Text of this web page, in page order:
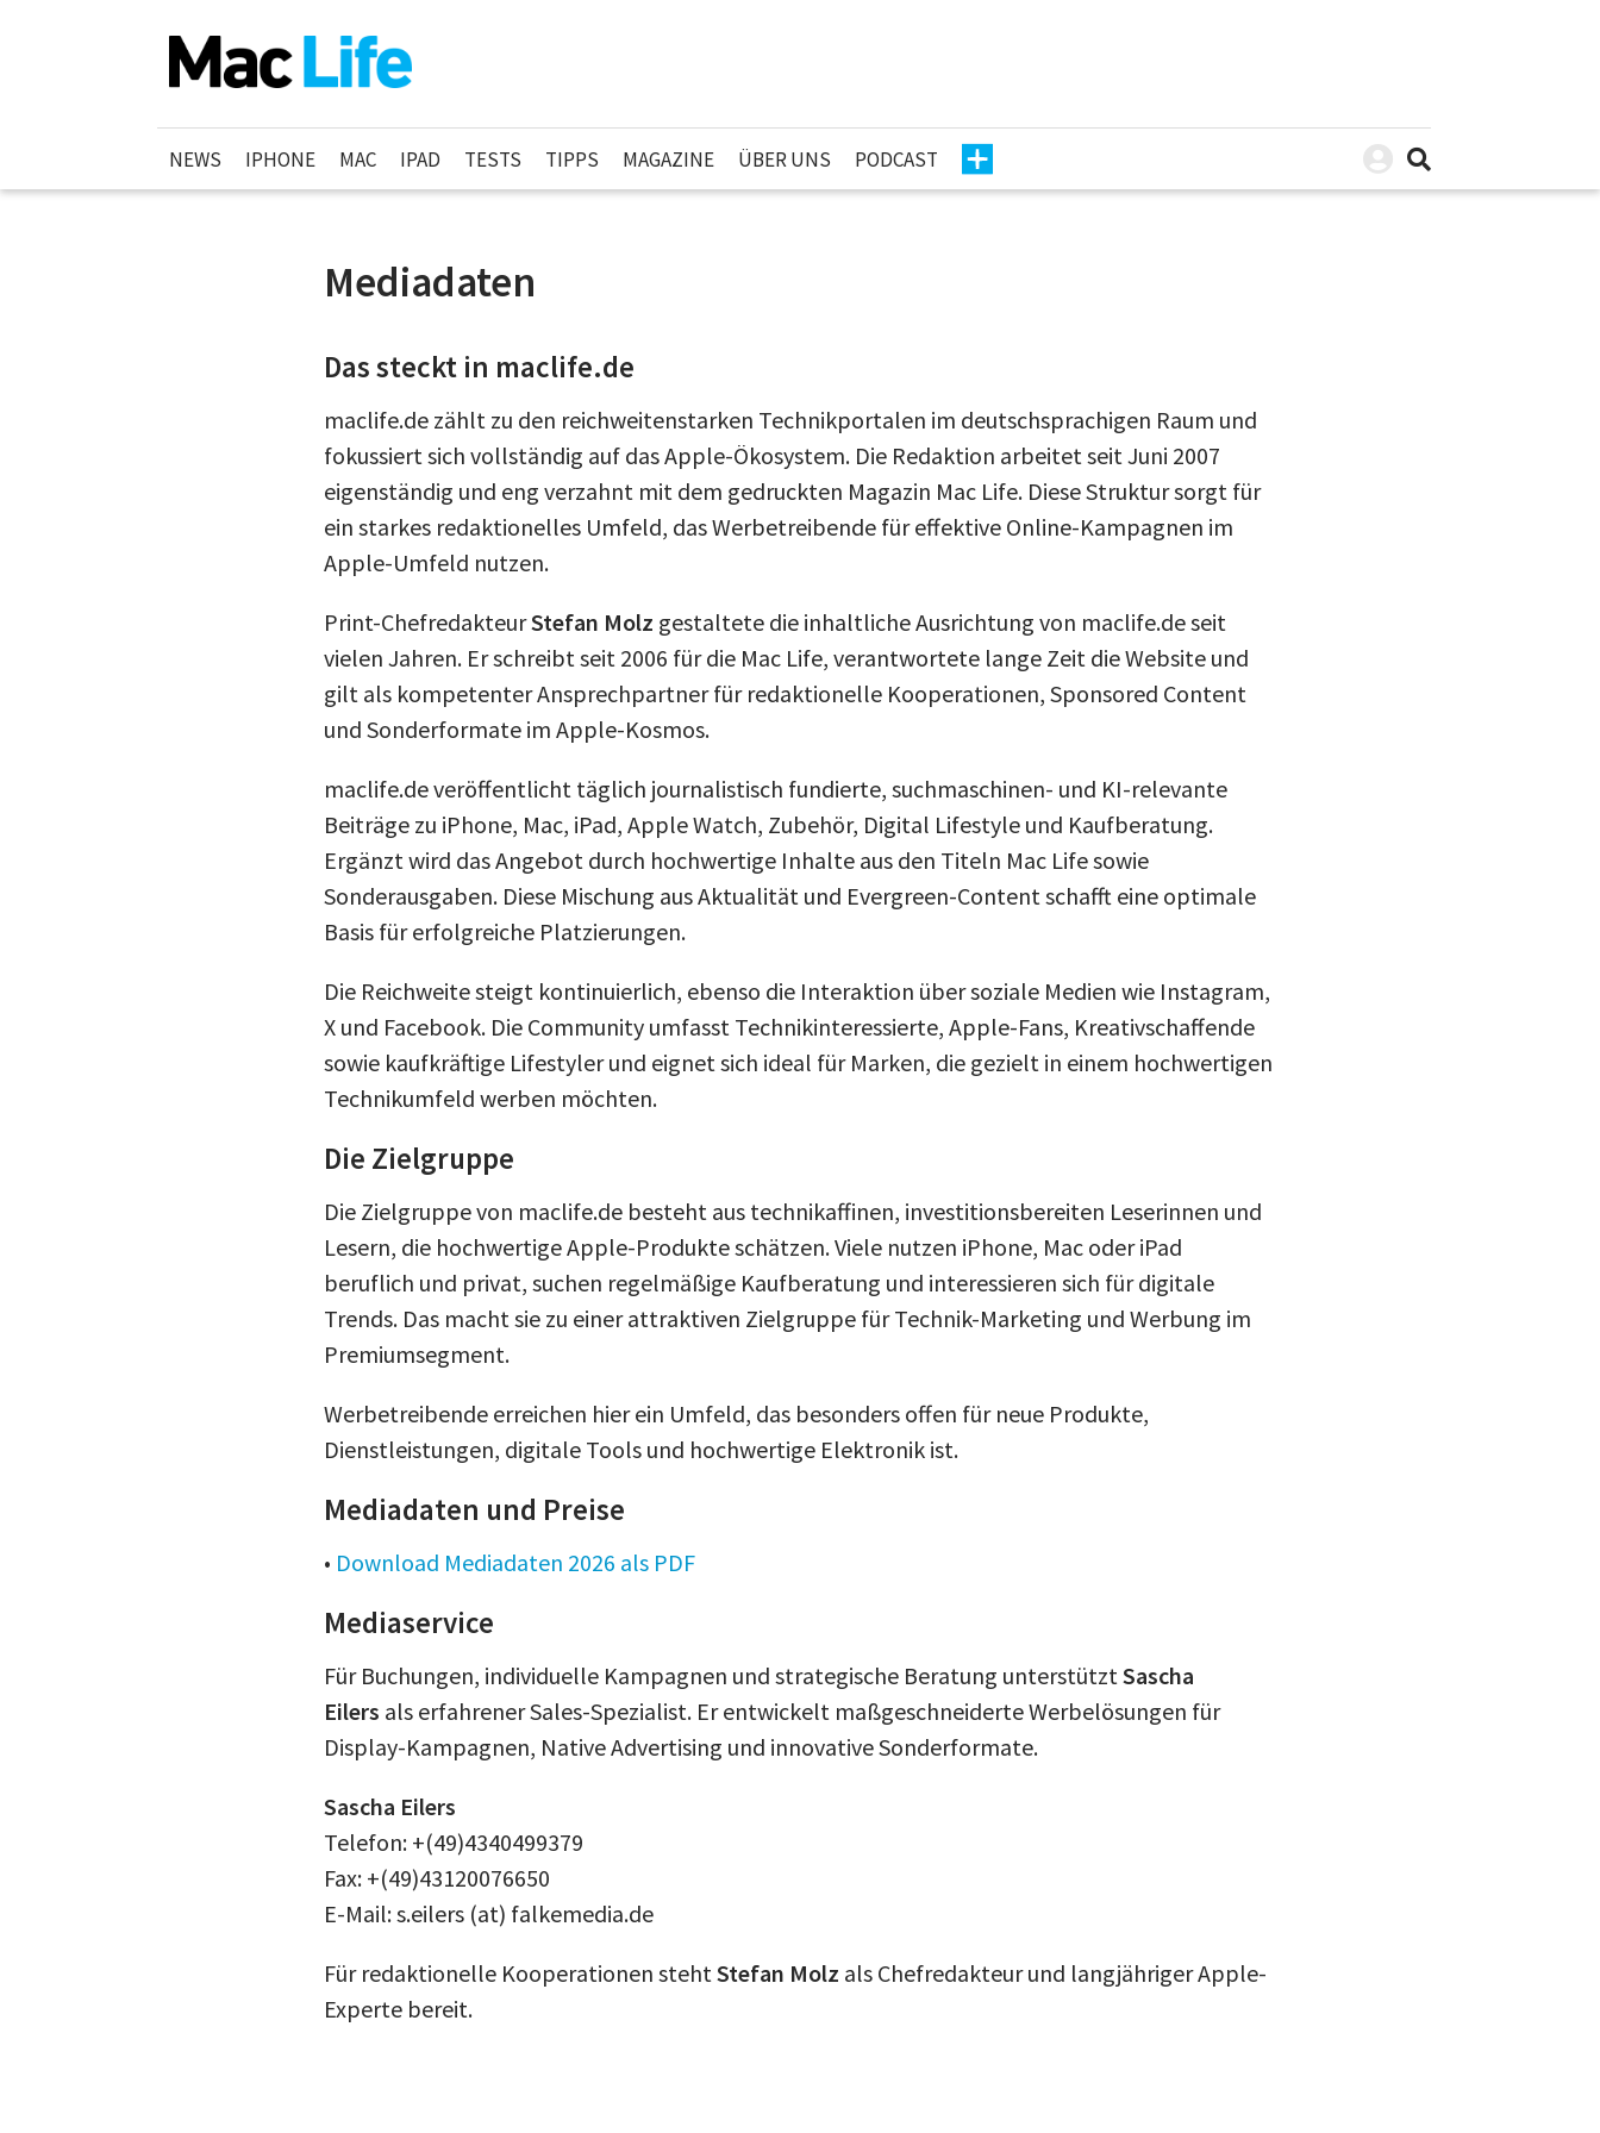
NEWS IPHONE MAC IPAD TESTS TIPPS MAGAZINE ÜBER UNS PODCAST
Mediadaten
Das steckt in maclife.de
maclife.de zählt zu den reichweitenstarken Technikportalen im deutschsprachigen Raum und
fokussiert sich vollständig auf das Apple-Ökosystem. Die Redaktion arbeitet seit Juni 2007
eigenständig und eng verzahnt mit dem gedruckten Magazin Mac Life. Diese Struktur sorgt für
ein starkes redaktionelles Umfeld, das Werbetreibende für effektive Online-Kampagnen im
Apple-Umfeld nutzen.
Print-ChefredakteurStefan Molz gestaltete die inhaltliche Ausrichtung von maclife.de seit
vielen Jahren. Er schreibt seit 2006 für die Mac Life, verantwortete lange Zeit die Website und
gilt als kompetenter Ansprechpartner für redaktionelle Kooperationen, Sponsored Content
und Sonderformate im Apple-Kosmos.
maclife.de veröffentlicht täglich journalistisch fundierte, suchmaschinen- und KI-relevante
Beiträge zu iPhone, Mac, iPad, Apple Watch, Zubehör, Digital Lifestyle und Kaufberatung.
Ergänzt wird das Angebot durch hochwertige Inhalte aus den Titeln Mac Life sowie
Sonderausgaben. Diese Mischung aus Aktualität und Evergreen-Content schafft eine optimale
Basis für erfolgreiche Platzierungen.
Die Reichweite steigt kontinuierlich, ebenso die Interaktion über soziale Medien wie Instagram,
X und Facebook. Die Community umfasst Technikinteressierte, Apple-Fans, Kreativschaffende
sowie kaufkräftige Lifestyler und eignet sich ideal für Marken, die gezielt in einem hochwertigen
Technikumfeld werben möchten.
Die Zielgruppe
Die Zielgruppe von maclife.de besteht aus technikaffinen, investitionsbereiten Leserinnen und
Lesern, die hochwertige Apple-Produkte schätzen. Viele nutzen iPhone, Mac oder iPad
beruflich und privat, suchen regelmäßige Kaufberatung und interessieren sich für digitale
Trends. Das macht sie zu einer attraktiven Zielgruppe für Technik-Marketing und Werbung im
Premiumsegment.
Werbetreibende erreichen hier ein Umfeld, das besonders offen für neue Produkte,
Dienstleistungen, digitale Tools und hochwertige Elektronik ist.
Mediadaten und Preise
• Download Mediadaten 2026 als PDF
Mediaservice
Für Buchungen, individuelle Kampagnen und strategische Beratung unterstütztSascha
Eilers als erfahrener Sales-Spezialist. Er entwickelt maßgeschneiderte Werbelösungen für
Display-Kampagnen, Native Advertising und innovative Sonderformate.
Sascha Eilers
Telefon: +(49)4340499379
Fax: +(49)43120076650
E-Mail: s.eilers (at) falkemedia.de
Für redaktionelle Kooperationen stehtStefan Molz als Chefredakteur und langjähriger Apple-
Experte bereit.